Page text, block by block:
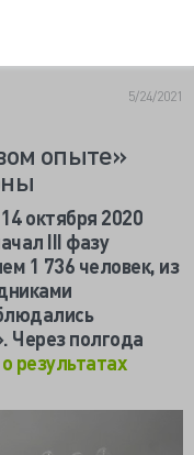
5/24/2021
опыте»
октября 2020
III фазу
1 736 человек, из
Через полгода
результатах